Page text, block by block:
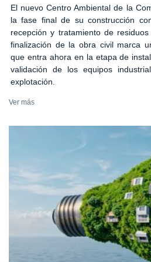
El nuevo Centro Ambiental de la
la fase final de su construcción
recepción y tratamiento de
finalización de la obra civil marca
que entra ahora en la etapa de
validación de los equipos
explotación.
Ver más